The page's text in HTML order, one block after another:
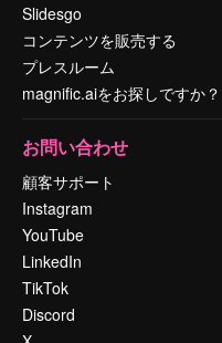
Slidesgo
コンテンツを販売する
プレスルーム
magnific.aiをお探しですか？
お問い合わせ
顧客サポート
Instagram
YouTube
LinkedIn
TikTok
Discord